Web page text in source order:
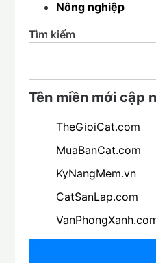
Nông nghiệp
Tìm kiếm
Tên miền mới cập
TheGioiCat.com
MuaBanCat.com
KyNangMem.vn
CatSanLap.com